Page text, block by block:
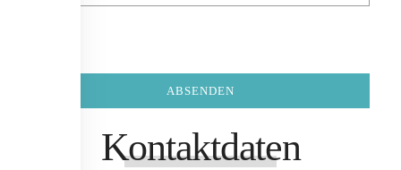
ABSENDEN
Kontaktdaten